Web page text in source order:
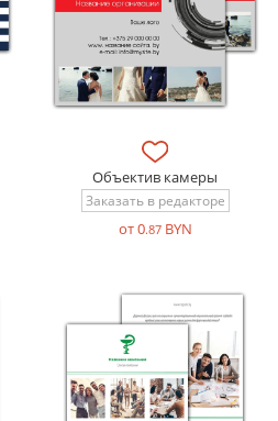
Объектив камеры
Заказать в редакторе
от 0.87BYN